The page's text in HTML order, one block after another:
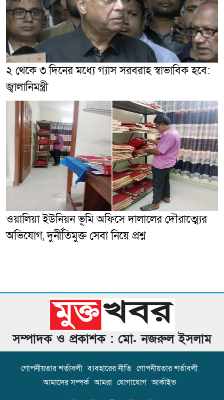
২ থেকে ৩ দিনের মধ্যে গ্যাস সরবরাহ স্বাভাবিক হবে:
জ্বালানিমন্ত্রী
ওয়ালিয়া ইউনিয়ন ভূমি অফিসে দালালের দৌরাত্ম্যের
অভিযোগ, দুর্নীতিমুক্ত সেবা নিয়ে প্রশ্ন
সম্পাদক ও প্রকাশক : মো. নজরুল ইসলাম
গোপনীয়তার শর্তাবলী ব্যবহারের নীতি গোপনীয়তার শর্তাবলী
আমাদের সম্পর্ক আমরা যোগাযোগ আর্কাইভ